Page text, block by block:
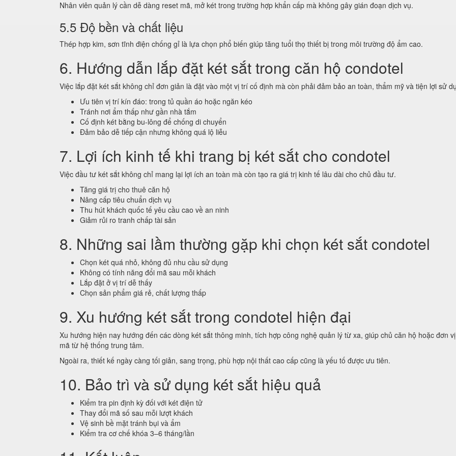
Nhân viên quản lý cần dễ dàng reset mã, mở két trong trường hợp khẩn cấp mà không gây gián đoạn dịch vụ.
5.5 Độ bền và chất liệu
Thép hợp kim, sơn tĩnh điện chống gỉ là lựa chọn phổ biến giúp tăng tuổi thọ thiết bị trong môi trường độ ẩm cao.
6. Hướng dẫn lắp đặt két sắt trong căn hộ condotel
Việc lắp đặt két sắt không chỉ đơn giản là đặt vào một vị trí cố định mà còn phải đảm bảo an toàn, thẩm mỹ và tiện lợi sử
Ưu tiên vị trí kín đáo: trong tủ quần áo hoặc ngăn kéo
Tránh nơi ẩm thấp như gần nhà tắm
Cố định két bằng bu-lông để chống di chuyển
Đảm bảo dễ tiếp cận nhưng không quá lộ liễu
7. Lợi ích kinh tế khi trang bị két sắt cho condotel
Việc đầu tư két sắt không chỉ mang lại lợi ích an toàn mà còn tạo ra giá trị kinh tế lâu dài cho chủ đầu tư.
Tăng giá trị cho thuê căn hộ
Nâng cấp tiêu chuẩn dịch vụ
Thu hút khách quốc tế yêu cầu cao về an ninh
Giảm rủi ro tranh chấp tài sản
8. Những sai lầm thường gặp khi chọn két sắt condotel
Chọn két quá nhỏ, không đủ nhu cầu sử dụng
Không có tính năng đổi mã sau mỗi khách
Lắp đặt ở vị trí dễ thấy
Chọn sản phẩm giá rẻ, chất lượng thấp
9. Xu hướng két sắt trong condotel hiện đại
Xu hướng hiện nay hướng đến các dòng két sắt thông minh, tích hợp công nghệ quản lý từ xa, giúp chủ căn hộ hoặc đơn
mã từ hệ thống trung tâm.
Ngoài ra, thiết kế ngày càng tối giản, sang trọng, phù hợp nội thất cao cấp cũng là yếu tố được ưu tiên.
10. Bảo trì và sử dụng két sắt hiệu quả
Kiểm tra pin định kỳ đối với két điện tử
Thay đổi mã số sau mỗi lượt khách
Vệ sinh bề mặt tránh bụi và ẩm
Kiểm tra cơ chế khóa 3–6 tháng/lần